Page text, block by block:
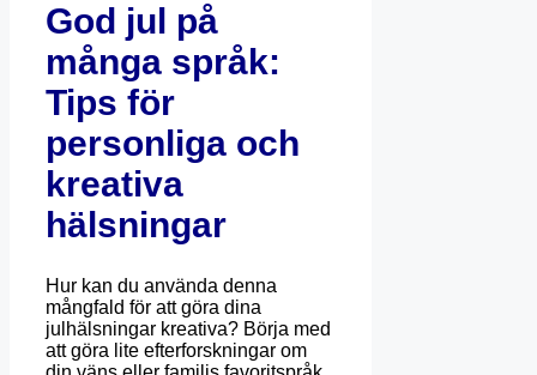
God jul på
många språk:
Tips för
personliga och
kreativa
hälsningar
Hur kan du använda denna
mångfald för att göra dina
julhälsningar kreativa? Börja med
att göra lite efterforskningar om